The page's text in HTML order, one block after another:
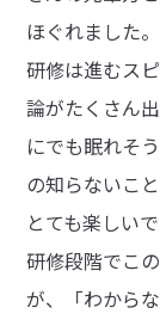
ほぐれました。
研修は進むス
論がたくさん
にでも眠れそ
の知らないこ
とても楽しいで
研修段階でこ
が、「わから